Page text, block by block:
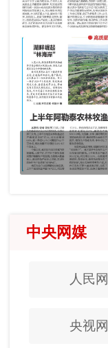
中央网媒
人民网
央视网